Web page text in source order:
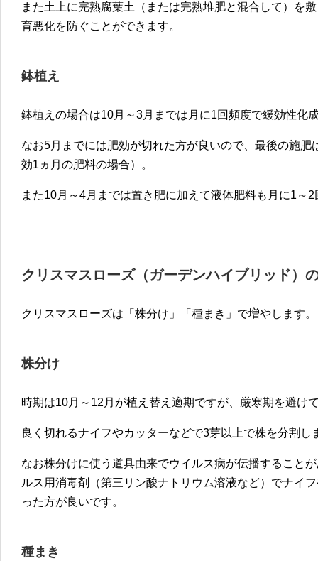
また土上に完熟腐葉土（または完熟堆肥と混合して）を
育悪化を防ぐことができます。
鉢植え
鉢植えの場合は10月～3月までは月に1回頻度で緩効性化
なお5月までには肥効が切れた方が良いので、最後の施
効1ヵ月の肥料の場合）。
また10月～4月までは置き肥に加えて液体肥料も月に1～
クリスマスローズ（ガーデンハイブリッド）
クリスマスローズは「株分け」「種まき」で増やします。
株分け
時期は10月～12月が植え替え適期ですが、厳寒期を避け
良く切れるナイフやカッターなどで3芽以上で株を分割し
なお株分けに使う道具由来でウイルス病が伝播すること
ルス用消毒剤（第三リン酸ナトリウム溶液など）でナイ
った方が良いです。
種まき